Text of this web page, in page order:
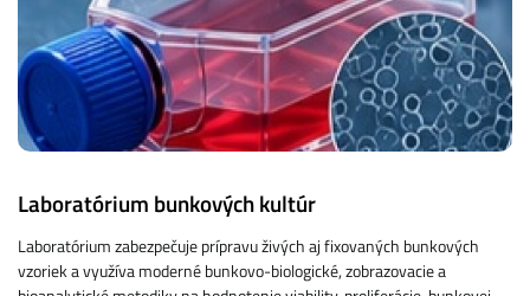
Laboratórium bunkových kultúr
Laboratórium zabezpečuje prípravu živých aj fixovaných bunkových
vzoriek a využíva moderné bunkovo-biologické, zobrazovacie a